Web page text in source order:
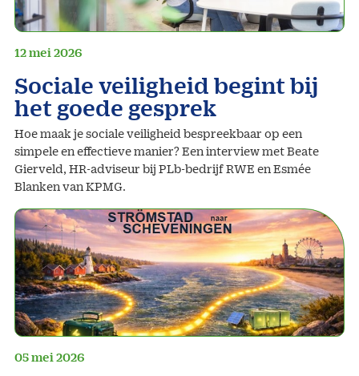
12 mei 2026
Sociale veiligheid begint bij
het goede gesprek
Hoe maak je sociale veiligheid bespreekbaar op een
simpele en effectieve manier? Een interview met Beate
Gierveld, HR-adviseur bij PLb-bedrijf RWE en Esmée
Blanken van KPMG.
05 mei 2026